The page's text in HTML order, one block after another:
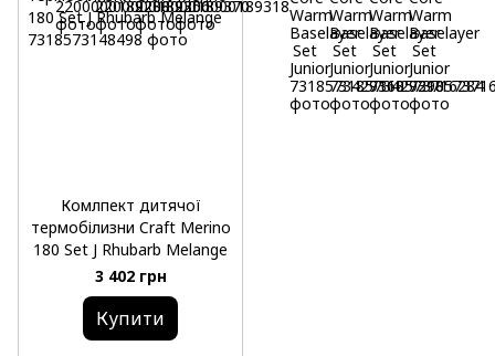
Комлпект дитячої
термобілизни Craft Merino
180 Set J Rhubarb Melange
3 402 грн
Купити